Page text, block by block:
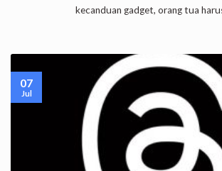
kecanduan gadget, orang tua
07
Jul